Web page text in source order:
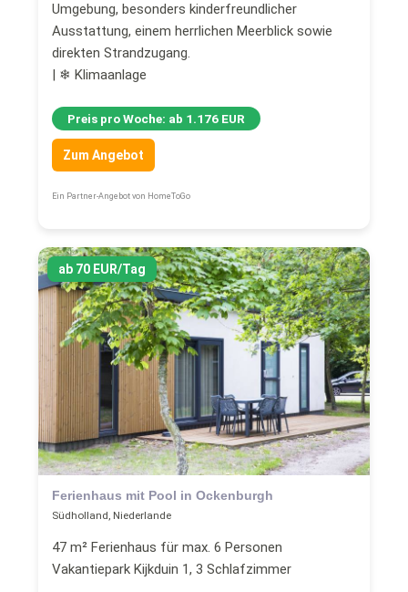
Umgebung, besonders kinderfreundlicher
Ausstattung, einem herrlichen Meerblick sowie
direkten Strandzugang.
| ❄ Klimaanlage
Preis pro Woche: ab 1.176 EUR
Zum Angebot
Ein Partner-Angebot von HomeToGo
ab 70 EUR/Tag
Ferienhaus mit Pool in Ockenburgh
Südholland, Niederlande
47 m² Ferienhaus für max. 6 Personen
Vakantiepark Kijkduin 1, 3 Schlafzimmer